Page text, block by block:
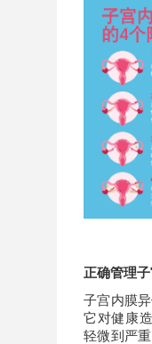
正确管理
子宫内膜
它对健康
轻微到严